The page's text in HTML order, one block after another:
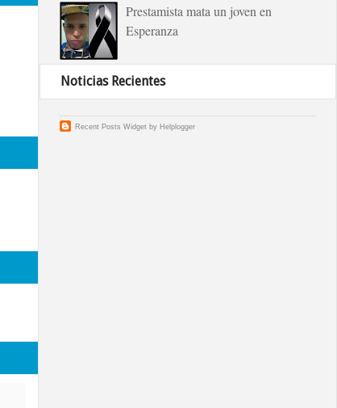
Prestamista mata un joven en
Esperanza
Noticias Recientes
Recent Posts Widgetby Helplogger